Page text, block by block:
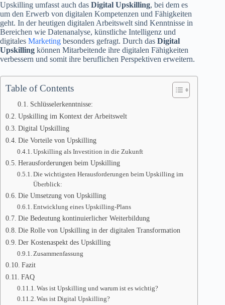
Upskilling umfasst auch das Digital Upskilling, bei dem es
um den Erwerb von digitalen Kompetenzen und Fähigkeiten
geht. In der heutigen digitalen Arbeitswelt sind Kenntnisse in
Bereichen wie Datenanalyse, künstliche Intelligenz und
digitales Marketing besonders gefragt. Durch das Digital
Upskilling können Mitarbeitende ihre digitalen Fähigkeiten
verbessern und somit ihre beruflichen Perspektiven erweitern.
Table of Contents
Schlüsselerkenntnisse:
Upskilling im Kontext der Arbeitswelt
Digital Upskilling
Die Vorteile von Upskilling
Upskilling als Investition in die Zukunft
Herausforderungen beim Upskilling
Die wichtigsten Herausforderungen beim Upskilling im
Überblick:
Die Umsetzung von Upskilling
Entwicklung eines Upskilling-Plans
Die Bedeutung kontinuierlicher Weiterbildung
Die Rolle von Upskilling in der digitalen Transformation
Der Kostenaspekt des Upskilling
Zusammenfassung
Fazit
FAQ
Was ist Upskilling und warum ist es wichtig?
Was ist Digital Upskilling?